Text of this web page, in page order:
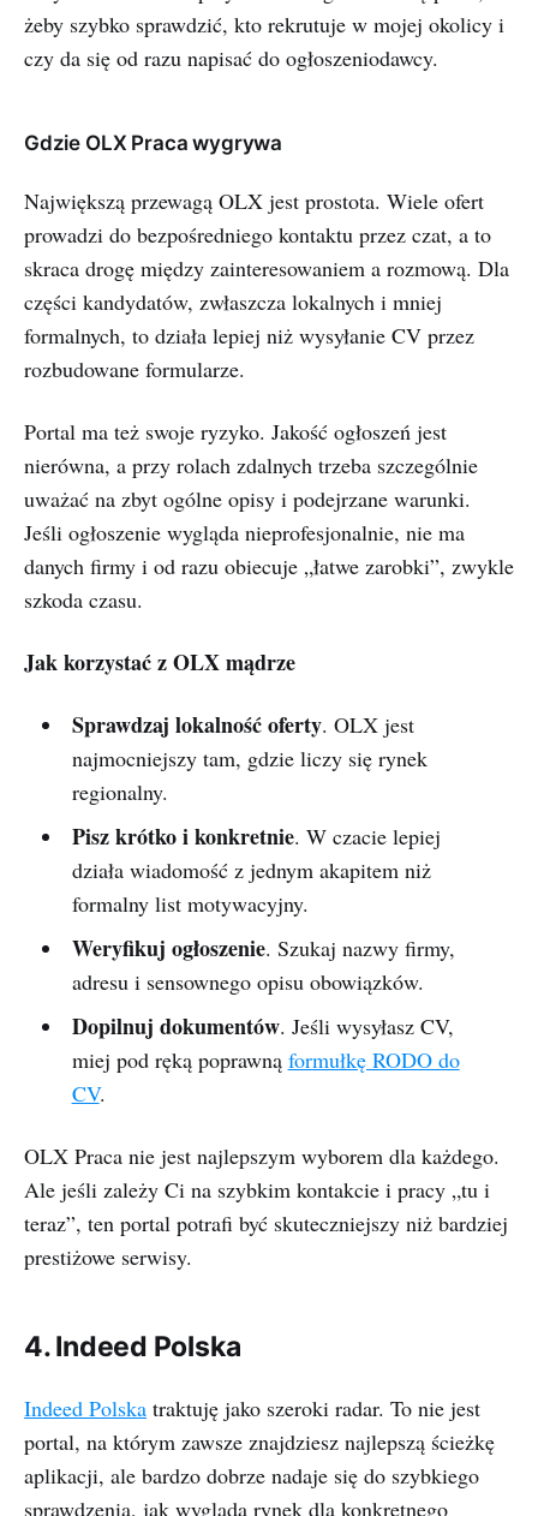
żeby szybko sprawdzić, kto rekrutuje w mojej okolicy i
czy da się od razu napisać do ogłoszeniodawcy.
Gdzie OLX Praca wygrywa
Największą przewagą OLX jest prostota. Wiele ofert
prowadzi do bezpośredniego kontaktu przez czat, a to
skraca drogę między zainteresowaniem a rozmową. Dla
części kandydatów, zwłaszcza lokalnych i mniej
formalnych, to działa lepiej niż wysyłanie CV przez
rozbudowane formularze.
Portal ma też swoje ryzyko. Jakość ogłoszeń jest
nierówna, a przy rolach zdalnych trzeba szczególnie
uważać na zbyt ogólne opisy i podejrzane warunki.
Jeśli ogłoszenie wygląda nieprofesjonalnie, nie ma
danych firmy i od razu obiecuje „łatwe zarobki”, zwykle
szkoda czasu.
Jak korzystać z OLX mądrze
Sprawdzaj lokalność oferty. OLX jest
najmocniejszy tam, gdzie liczy się rynek
regionalny.
Pisz krótko i konkretnie. W czacie lepiej
działa wiadomość z jednym akapitem niż
formalny list motywacyjny.
Weryfikuj ogłoszenie. Szukaj nazwy firmy,
adresu i sensownego opisu obowiązków.
Dopilnuj dokumentów. Jeśli wysyłasz CV,
miej pod ręką poprawną formułkę RODO do
CV.
OLX Praca nie jest najlepszym wyborem dla każdego.
Ale jeśli zależy Ci na szybkim kontakcie i pracy „tu i
teraz”, ten portal potrafi być skuteczniejszy niż bardziej
prestiżowe serwisy.
4. Indeed Polska
Indeed Polska traktuję jako szeroki radar. To nie jest
portal, na którym zawsze znajdziesz najlepszą ścieżkę
aplikacji, ale bardzo dobrze nadaje się do szybkiego
sprawdzenia, jak wygląda rynek dla konkretnego